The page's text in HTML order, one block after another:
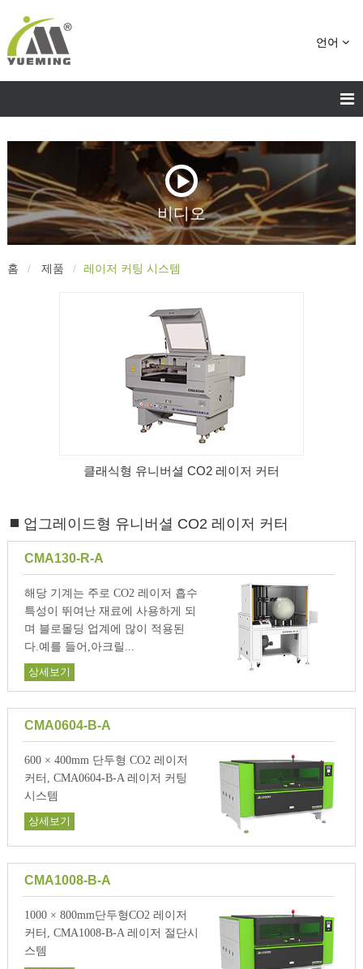
언어
비디오
홈 제품 레이저 커팅 시스템
클래식형 유니버셜 CO2 레이저 커터
업그레이드형 유니버셜 CO2 레이저 커터
CMA130-R-A
해당 기계는 주로 CO2 레이저 흡수
특성이 뛰여난 재료에 사용하게 되
며 블로몰딩 업계에 많이 적용된
다.예를 들어,아크릴...
상세보기
CMA0604-B-A
600 × 400mm 단두형 CO2 레이저
커터, CMA0604-B-A 레이저 커팅
시스템
상세보기
CMA1008-B-A
1000 × 800mm단두형CO2 레이저
커터, CMA1008-B-A 레이저 절단시
스템